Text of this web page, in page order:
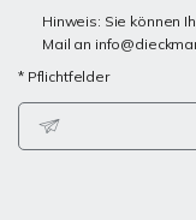
Hinweis: Sie können
Mail an
* Pflichtfelder